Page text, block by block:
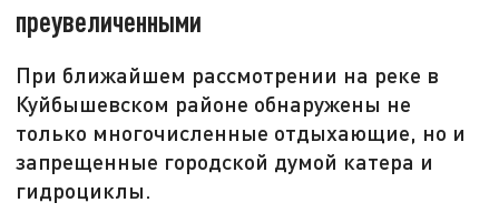
преувеличенными
При ближайшем рассмотрении на реке в
Куйбышевском районе обнаружены не
только многочисленные отдыхающие, но и
запрещенные городской думой катера и
гидроциклы.